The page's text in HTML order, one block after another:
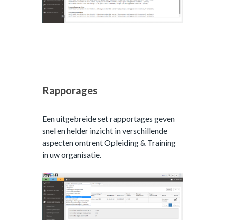
Rapporages
Een uitgebreide set rapportages geven
snel en helder inzicht in verschillende
aspecten omtrent Opleiding & Training
in uw organisatie.